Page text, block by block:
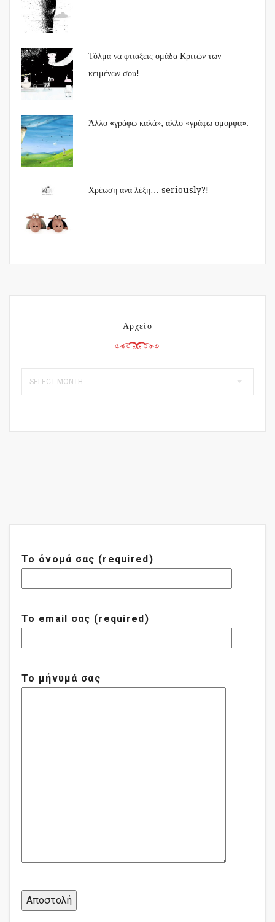
Τόλμα να φτιάξεις ομάδα Kριτών των
κειμένων σου!
Άλλο «γράφω καλά», άλλο «γράφω όμορφα».
Χρέωση ανά λέξη… seriously?!
Αρχείο
Το όνομά σας (required)
Το email σας (required)
Το μήνυμά σας